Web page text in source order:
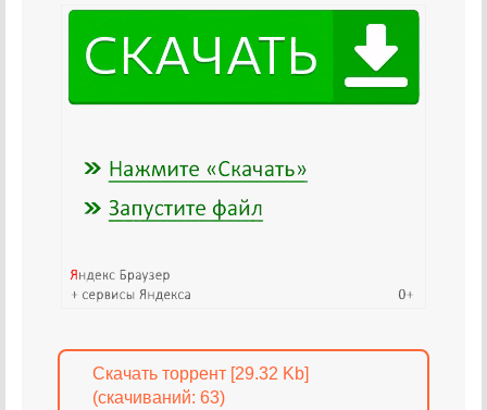
Скачать торрент [29.32 Kb]
(cкачиваний: 63)